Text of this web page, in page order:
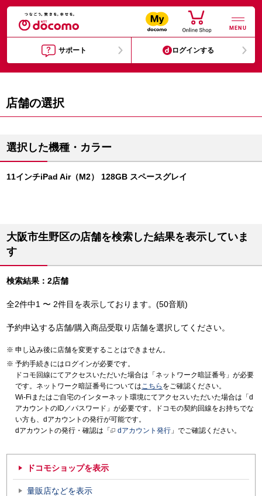
MENU
サポート ログインする
店舗の選択
選択した機種・カラー
11インチiPad Air（M2） 128GB スペースグレイ
大阪市生野区の店舗を検索した結果を表示していま
す
検索結果：2店舗
全2件中1 〜 2件目を表示しております。(50音順)
予約申込する店舗/購入商品受取り店舗を選択してください。
申し込み後に店舗を変更することはできません。
予約手続きにはログインが必要です。
ドコモ回線にてアクセスいただいた場合は「ネットワーク暗証番号」が必要
です。ネットワーク暗証番号についてはこちら をご確認ください。
Wi-Fiまたはご自宅のインターネット環境にてアクセスいただいた場合は「d
アカウントのID／パスワード」が必要です。ドコモの契約回線をお持ちでな
い方も、dアカウントの発行が可能です。
dアカウントの発行・確認は「
dアカウント発行 」でご確認ください。
ドコモショップを表示
量販店などを表示